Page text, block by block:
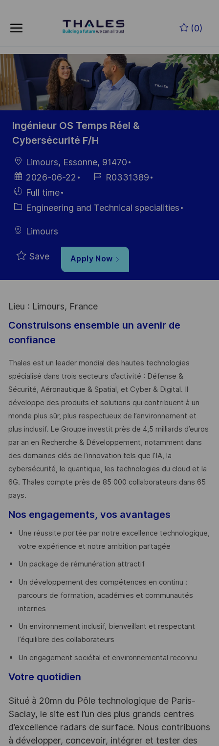
(0)
-
Ingénieur OS Temps Réel &
Cybersécurité F/H
LocationLimours, Essonne, 91470
Posted
Date
2026-06-22
Job R0331389
Hiring
Type
Full time
CategoryEngineering and Technical specialities
Limours
Save Apply Now
Lieu : Limours, France
Construisons ensemble un avenir de
confiance
Thales est un leader mondial des hautes technologies
spécialisé dans trois secteurs d’activité : Défense &
Sécurité, Aéronautique & Spatial, et Cyber & Digital. Il
développe des produits et solutions qui contribuent à un
monde plus sûr, plus respectueux de l’environnement et
plus inclusif. Le Groupe investit près de 4,5 milliards d’euros
par an en Recherche & Développement, notamment dans
des domaines clés de l’innovation tels que l’IA, la
cybersécurité, le quantique, les technologies du cloud et la
6G. Thales compte près de 85 000 collaborateurs dans 65
pays. ​
Nos engagements, vos avantages
Une réussite portée par notre excellence technologique,
votre expérience et notre ambition partagée
Un package de rémunération attractif
Un développement des compétences en continu :
parcours de formation, académies et communautés
internes
Un environnement inclusif, bienveillant et respectant
l’équilibre des collaborateurs
Un engagement sociétal et environnemental reconnu
Votre quotidien
Situé à 20mn du Pôle technologique de Paris-
Saclay, le site est l’un des plus grands centres
d’excellence radars de surface. Nous contribuons
à développer, concevoir, intégrer et tester des